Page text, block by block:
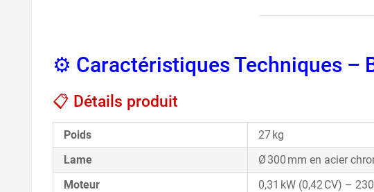
⚙️ Caractéristiques Techniques –
📋 Détails produit
Poids
27 kg
Lame
Ø 300 mm en acier
Moteur
0,31 kW (0,42 CV) –